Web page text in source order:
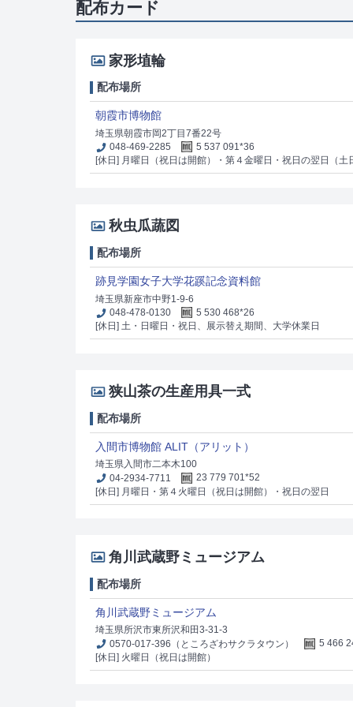
配布カード
家形埴輪
配布場所
朝霞市博物館
埼玉県朝霞市岡2丁目7番22号
048-469-2285
5 537 091*36
[休日] 月曜日（祝日は開館）・第４金曜日・祝日の翌日（土
秋虫瓜蔬図
配布場所
跡見学園女子大学花蹊記念資料館
埼玉県新座市中野1-9-6
048-478-0130
5 530 468*26
[休日] 土・日曜日・祝日、展示替え期間、大学休業日
狭山茶の生産用具一式
配布場所
入間市博物館 ALIT（アリット）
埼玉県入間市二本木100
04-2934-7711
23 779 701*52
[休日] 月曜日・第４火曜日（祝日は開館）・祝日の翌日
角川武蔵野ミュージアム
配布場所
角川武蔵野ミュージアム
埼玉県所沢市東所沢和田3-31-3
0570-017-396（ところざわサクラタウン）
5 466
[休日] 火曜日（祝日は開館）